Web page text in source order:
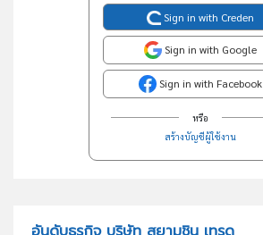
Sign in with Creden
Sign in with Google
Sign in with Facebook
หรือ
สร้างบัญชีผู้ใช้งาน